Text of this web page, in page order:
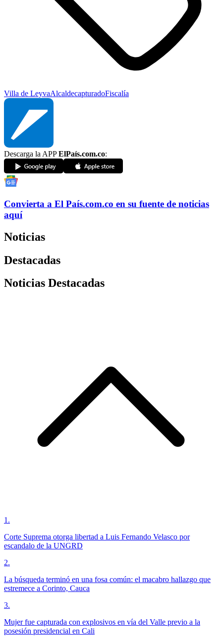
Villa de LeyvaAlcaldecapturadoFiscalía
Descarga la APPElPaís.com.co:
Convierta a El País.com.co en su fuente de noticias
aquí
Noticias
Destacadas
Noticias Destacadas
1 .
Corte Suprema otorga libertad a Luis Fernando Velasco por
escandalo de la UNGRD
2.
La búsqueda terminó en una fosa común: el macabro hallazgo que
estremece a Corinto, Cauca
3.
Mujer fue capturada con explosivos en vía del Valle previo a la
posesión presidencial en Cali